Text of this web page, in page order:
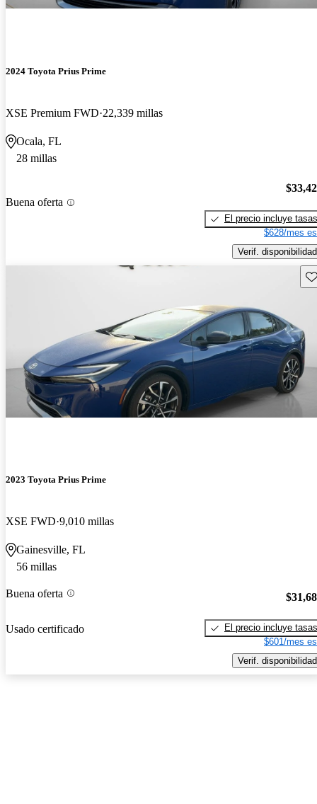
2024 Toyota Prius Prime
XSE Premium FWD 22,339 millas
Ocala, FL
28 millas
Buena oferta
El precio incluye tasas
$628/mes
Verif. disponibilidad
2023 Toyota Prius Prime
XSE FWD 9,010 millas
Gainesville, FL
56 millas
Buena oferta
Usado certificado
El precio incluye tasas
$601/mes
Verif. disponibilidad